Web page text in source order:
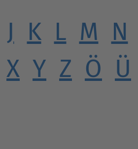
J K L M N
X Y Z Ö Ü